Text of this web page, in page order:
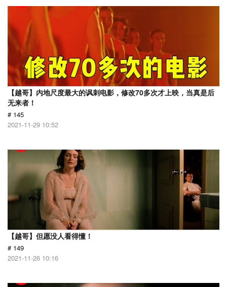
【越哥】内地尺度最大的讽刺电影，修改70多次才上映，当真是后
无来者！
# 145
2021-11-29 10:52
【越哥】但愿没人看得懂！
# 149
2021-11-26 10:16